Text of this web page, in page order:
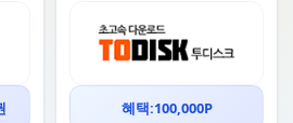
혜택:100,000P